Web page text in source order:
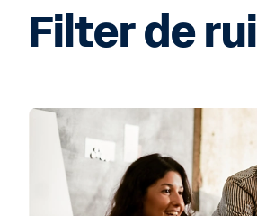
Filter de